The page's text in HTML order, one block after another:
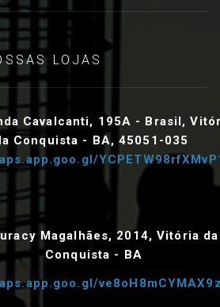
LOJAS
Cavalcanti, 195A - Brasil,
Conquista - BA, 45051-035
Magalhães, 2014, Vitória da
Conquista - BA